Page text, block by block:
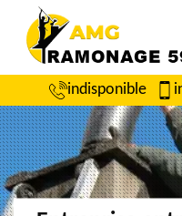
indisponible